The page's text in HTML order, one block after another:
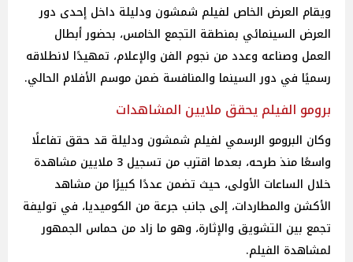
ويقام العرض الخاص لفيلم شمشون ودليلة داخل إحدى دور
العرض السينمائي بمنطقة التجمع الخامس، بحضور أبطال
العمل وصناعه وعدد من نجوم الفن والإعلام، تمهيدًا لانطلاقه
رسميًا في دور السينما والمنافسة ضمن موسم الأفلام الحالي.
برومو الفيلم يحقق ملايين المشاهدات
وكان البرومو الرسمي لفيلم شمشون ودليلة قد حقق تفاعلًا
واسعًا منذ طرحه، بعدما اقترب من تسجيل 3 ملايين مشاهدة
خلال الساعات الأولى، حيث تضمن عددًا كبيرًا من مشاهد
الأكشن والمطاردات، إلى جانب جرعة من الكوميديا، في توليفة
تجمع بين التشويق والإثارة، وهو ما زاد من حماس الجمهور
لمشاهدة الفيلم.